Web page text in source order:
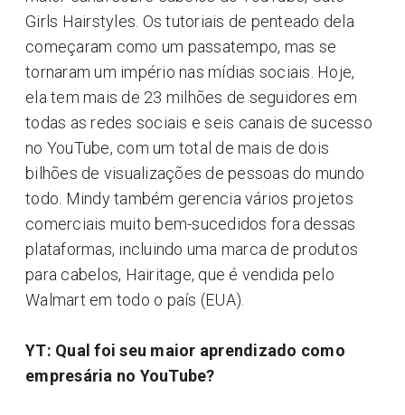
Girls Hairstyles. Os tutoriais de penteado dela
começaram como um passatempo, mas se
tornaram um império nas mídias sociais. Hoje,
ela tem mais de 23 milhões de seguidores em
todas as redes sociais e seis canais de sucesso
no YouTube, com um total de mais de dois
bilhões de visualizações de pessoas do mundo
todo. Mindy também gerencia vários projetos
comerciais muito bem-sucedidos fora dessas
plataformas, incluindo uma marca de produtos
para cabelos, Hairitage, que é vendida pelo
Walmart em todo o país (EUA).
YT: Qual foi seu maior aprendizado como
empresária no YouTube?